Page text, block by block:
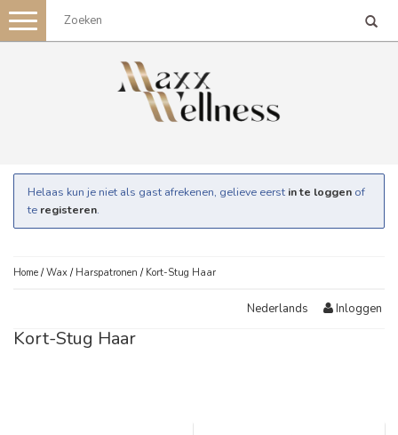
Toggle
navigation
Helaas kun je niet als gast afrekenen, gelieve eerst in te loggen of
te registeren.
Home /Wax / Harspatronen / Kort-Stug Haar
Nederlands Inloggen
Kort-Stug Haar